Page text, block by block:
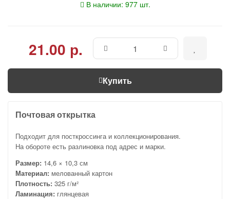
В наличии: 977 шт.
21.00 р.
Купить
Почтовая открытка
Подходит для посткроссинга и коллекционирования.
На обороте есть разлиновка под адрес и марки.
Размер: 14,6 × 10,3 см
Материал: мелованный картон
Плотность: 325 г/м²
Ламинация: глянцевая